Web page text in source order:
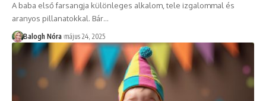
A baba első farsangja különleges alkalom, tele izgalommal és
aranyos pillanatokkal. Bár…
Balogh Nóra május 24, 2025